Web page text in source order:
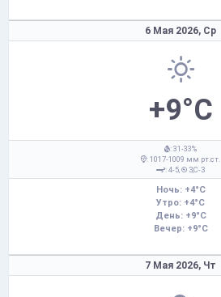
6 Мая 2026, Ср
+9°C
: 31-33%
: 1017-1009 мм рт.ст.
: 4-5,
З,С-З
Ночь: +4°C
Утро: +4°C
День: +9°C
Вечер: +9°C
7 Мая 2026, Чт